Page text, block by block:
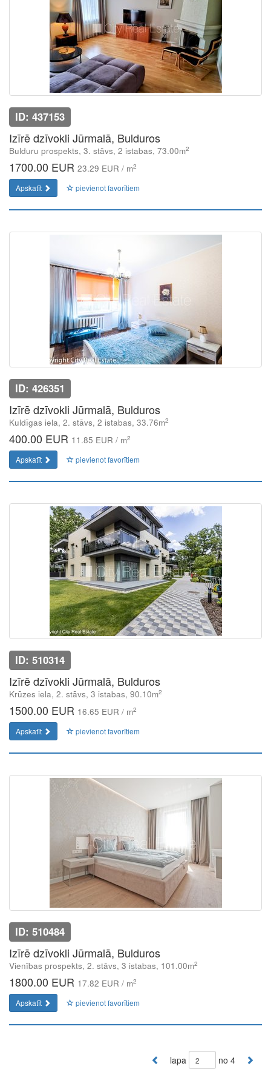
ID: 437153
Izīrē dzīvokli Jūrmalā, Bulduros
Bulduru prospekts, 3. stāvs, 2 istabas, 73.00m2
1700.00 EUR 23.29 EUR / m2
Apskatīt pievienot favorītiem
ID: 426351
Izīrē dzīvokli Jūrmalā, Bulduros
Kuldīgas iela, 2. stāvs, 2 istabas, 33.76m2
400.00 EUR 11.85 EUR / m2
Apskatīt pievienot favorītiem
ID: 510314
Izīrē dzīvokli Jūrmalā, Bulduros
Krūzes iela, 2. stāvs, 3 istabas, 90.10m2
1500.00 EUR 16.65 EUR / m2
Apskatīt pievienot favorītiem
ID: 510484
Izīrē dzīvokli Jūrmalā, Bulduros
Vienības prospekts, 2. stāvs, 3 istabas, 101.00m2
1800.00 EUR 17.82 EUR / m2
Apskatīt pievienot favorītiem
lapa no 4